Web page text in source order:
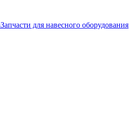
Запчасти для навесного оборудования